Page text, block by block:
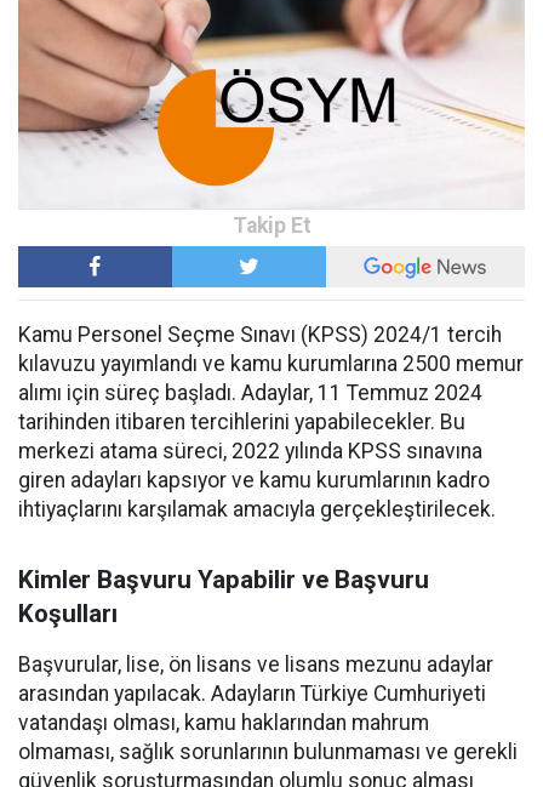
Kamu Personel Seçme Sınavı (KPSS) 2024/1 tercih
kılavuzu yayımlandı ve kamu kurumlarına 2500 memur
alımı için süreç başladı. Adaylar, 11 Temmuz 2024
tarihinden itibaren tercihlerini yapabilecekler. Bu
merkezi atama süreci, 2022 yılında KPSS sınavına
giren adayları kapsıyor ve kamu kurumlarının kadro
ihtiyaçlarını karşılamak amacıyla gerçekleştirilecek.
Kimler Başvuru Yapabilir ve Başvuru
Koşulları
Başvurular, lise, ön lisans ve lisans mezunu adaylar
arasından yapılacak. Adayların Türkiye Cumhuriyeti
vatandaşı olması, kamu haklarından mahrum
olmaması, sağlık sorunlarının bulunmaması ve gerekli
güvenlik soruşturmasından olumlu sonuç alması